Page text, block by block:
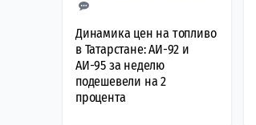
Динамика цен на топливо
в Татарстане: АИ-92 и
АИ-95 за неделю
подешевели на 2
процента